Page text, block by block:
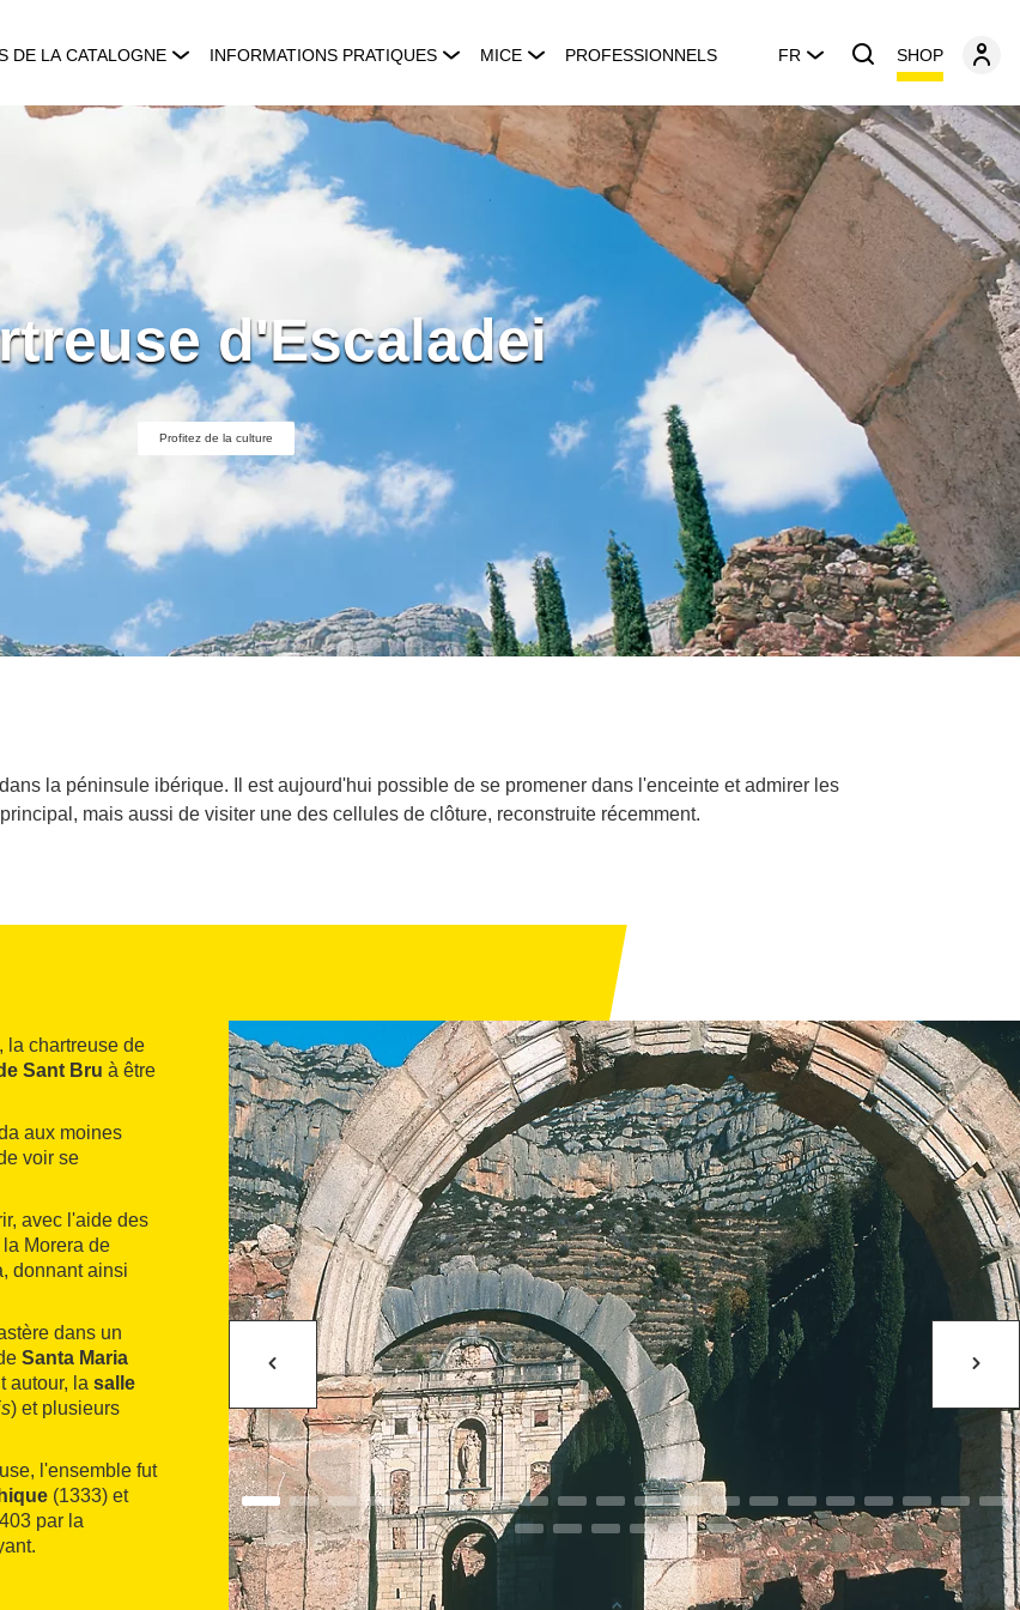
DE LA CATALOGNE INFORMATIONS PRATIQUES MICE PROFESSIONNELS FR SHOP
d'Escaladei
Profitez de la culture
la péninsule ibérique. Il est aujourd'hui possible de se promener dans l'enceinte et admirer les
mais aussi de visiter une des cellules de clôture, reconstruite récemment.
la chartreuse de
Sant Bru à être
aux moines
voir se
avec l'aide des
Morera de
donnant ainsi
dans un
Santa Maria
autour, la salle
) et plusieurs
l'ensemble fut
(1333) et
par la